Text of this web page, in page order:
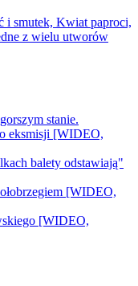
i smutek, Kwiat paproci,
z wielu utworów
stanie.
eksmisji [WIDEO,
balety odstawiają"
[WIDEO,
[WIDEO,